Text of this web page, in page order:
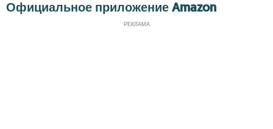
Официальное приложение Amazon
РЕКЛАМА